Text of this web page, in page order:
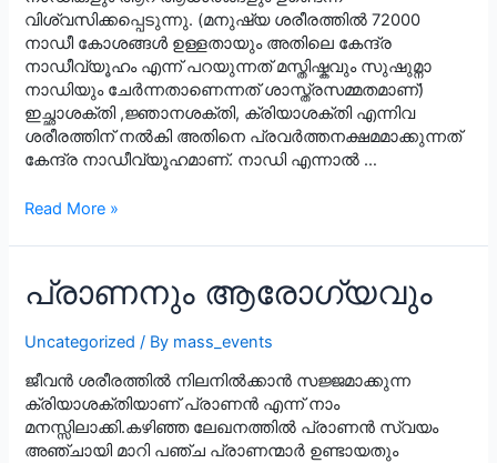
വിശ്വസിക്കപ്പെടുന്നു. (മനുഷ്യ ശരീരത്തിൽ 72000
നാഡീ കോശങ്ങൾ ഉള്ളതായും അതിലെ കേന്ദ്ര
നാഡീവ്യൂഹം എന്ന് പറയുന്നത് മസ്തിഷ്കവും സുഷുമ്നാ
നാഡിയും ചേർന്നതാണെന്നത് ശാസ്ത്രസമ്മതമാണ്)
ഇച്ഛാശക്തി ,ജ്ഞാനശക്തി, ക്രിയാശക്തി എന്നിവ
ശരീരത്തിന് നൽകി അതിനെ പ്രവർത്തനക്ഷമമാക്കുന്നത്
കേന്ദ്ര നാഡീവ്യൂഹമാണ്. നാഡി എന്നാൽ …
ഇനി
Read More »
പ്രാണനും ആരോഗ്യവും
Uncategorized / By mass_events
ജീവൻ ശരീരത്തിൽ നിലനിൽക്കാൻ സജ്ജമാക്കുന്ന
ക്രിയാശക്തിയാണ് പ്രാണൻ എന്ന് നാം
മനസ്സിലാക്കി.കഴിഞ്ഞ ലേഖനത്തിൽ പ്രാണൻ സ്വയം
അഞ്ചായി മാറി പഞ്ച പ്രാണന്മാർ ഉണ്ടായതും